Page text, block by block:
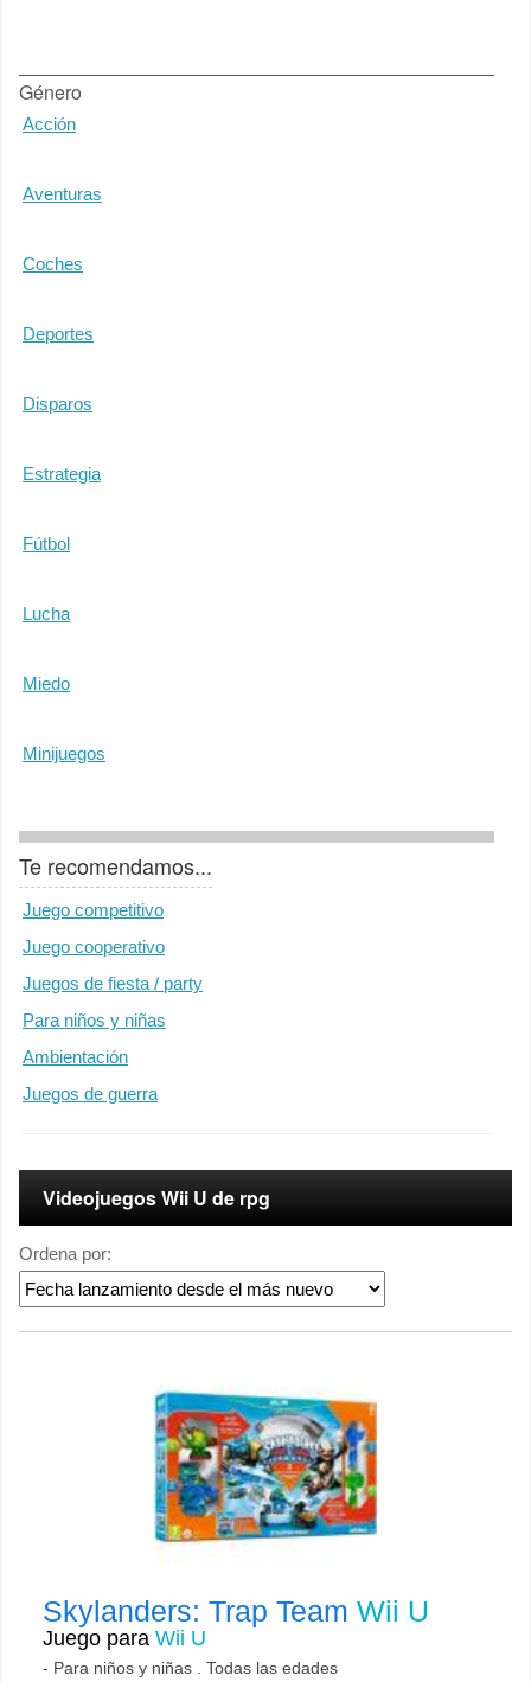
Género
Acción
Aventuras
Coches
Deportes
Disparos
Estrategia
Fútbol
Lucha
Miedo
Minijuegos
Te recomendamos...
Juego competitivo
Juego cooperativo
Juegos de fiesta / party
Para niños y niñas
Ambientación
Juegos de guerra
Videojuegos Wii U de rpg
Ordena por:
Skylanders: Trap Team Wii U
Juego para Wii U
- Para niños y niñas . Todas las edades